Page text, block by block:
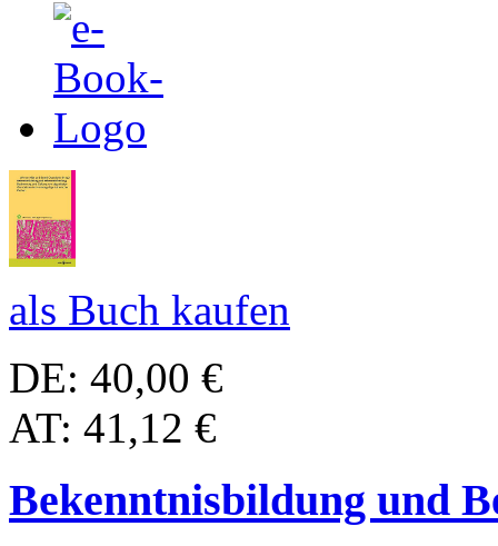
als Buch kaufen
DE: 40,00 €
AT: 41,12 €
Bekenntnisbildung und